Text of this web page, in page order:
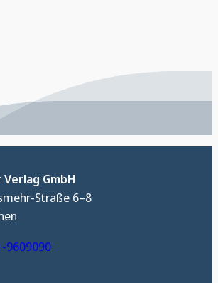
GmbH
Straße 6–8
9609090